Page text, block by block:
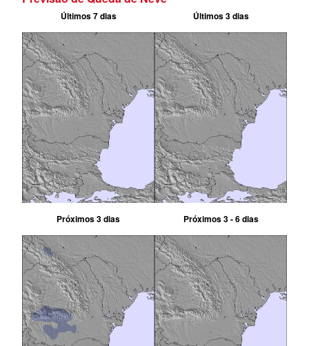
Últimos 7 dias Últimos 3 dias
Próximos 3 dias Próximos 3 - 6 dias